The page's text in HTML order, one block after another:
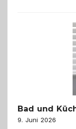
Bad und
9. Juni 2026